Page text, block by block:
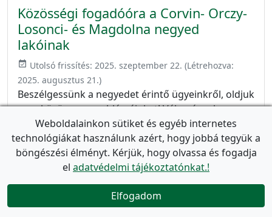
Közösségi fogadóóra a Corvin- Orczy-
Losonci- és Magdolna negyed
lakóinak
event_available Utolsó frissítés: 2025. szeptember 22. (Létrehozva:
2025. augusztus 21.)
Beszélgessünk a negyedet érintő ügyeinkről, oldjuk
meg közösen a problémáinkat! Vélemények,
kérdések, javaslatok – minden, ami Corvin negyed,
Orczy negyed, Losonci negyed és Magdolna
negyed! Mikor? 2025. szeptember 16. kedd, 18:00-
20:00 Hol? Lakótér – Kálvária tér 21. Meghívást
kaptak: Pikó András polgármester szabadsága
miatt nem vesz részt a közösségi fogadóórán.
Elnézést kérünk! A helyszín akadálymentes, […]
Weboldalainkon sütiket és egyéb internetes
technológiákat használunk azért, hogy jobbá tegyük a
böngészési élményt. Kérjük, hogy olvassa és fogadja
el adatvédelmi tájékoztatónkat.!
Elfogadom